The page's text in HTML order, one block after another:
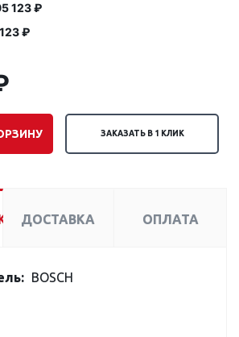
123 ₽
₽
ЗАКАЗАТЬ В 1 КЛИК
ДОСТАВКА ОПЛАТА
BOSCH